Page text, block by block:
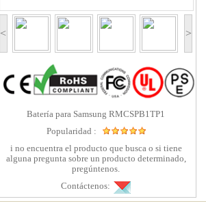
< >
Batería para Samsung RMCSPB1TP1
Popularidad :
i no encuentra el producto que busca o si tiene
alguna pregunta sobre un producto determinado,
pregúntenos.
Contáctenos: